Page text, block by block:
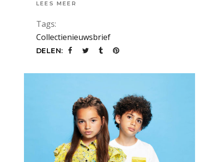
LEES MEER
Tags:
Collectienieuwsbrief
DELEN: